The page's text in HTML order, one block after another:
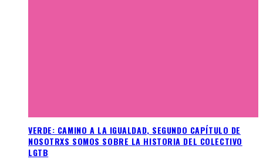
VERDE: CAMINO A LA IGUALDAD, SEGUNDO CAPÍTULO DE
NOSOTRXS SOMOS SOBRE LA HISTORIA DEL COLECTIVO
LGTB